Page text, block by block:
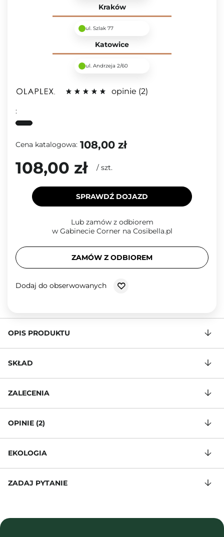
Kraków
ul. Szlak 77
Katowice
ul. Andrzeja 2/60
opinie 2
:
Cena katalogowa: 108,00 zł
108,00 zł / szt.
SPRAWDŹ DOJAZD
Lub zamów z odbiorem
w Gabinecie Corner na Cosibella.pl
ZAMÓW Z ODBIOREM
Dodaj do obserwowanych
OPIS PRODUKTU
SKŁAD
ZALECENIA
OPINIE (2)
EKOLOGIA
ZADAJ PYTANIE